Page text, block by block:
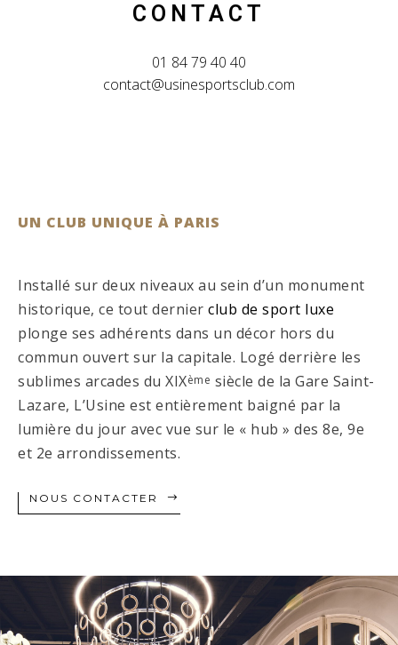
CONTACT
01 84 79 40 40
contact@usinesportsclub.com
UN CLUB UNIQUE À PARIS
Installé sur deux niveaux au sein d’un monument
historique, ce tout dernier club de sport luxe
plonge ses adhérents dans un décor hors du
commun ouvert sur la capitale. Logé derrière les
sublimes arcades du XIXème siècle de la Gare Saint-
Lazare, L’Usine est entièrement baigné par la
lumière du jour avec vue sur le « hub » des 8e, 9e
et 2e arrondissements.
NOUS CONTACTER